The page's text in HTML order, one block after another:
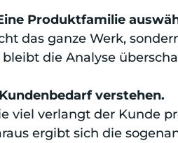
Produktfamilie
das ganze Werk,
bleibt die Analyse
verstehen.
viel verlangt der Kunde
ergibt sich die